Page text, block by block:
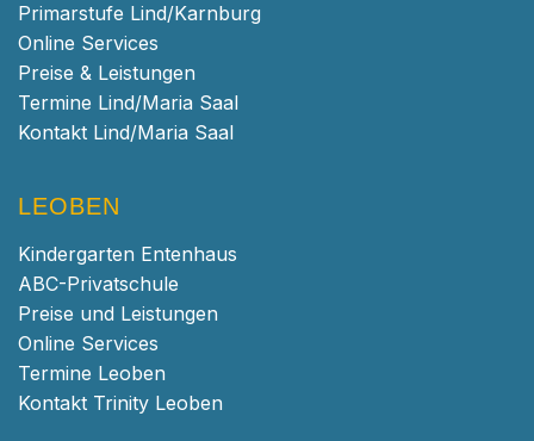
Primarstufe Lind/Karnburg
Online Services
Preise & Leistungen
Termine Lind/Maria Saal
Kontakt Lind/Maria Saal
LEOBEN
Kindergarten Entenhaus
ABC-Privatschule
Preise und Leistungen
Online Services
Termine Leoben
Kontakt Trinity Leoben